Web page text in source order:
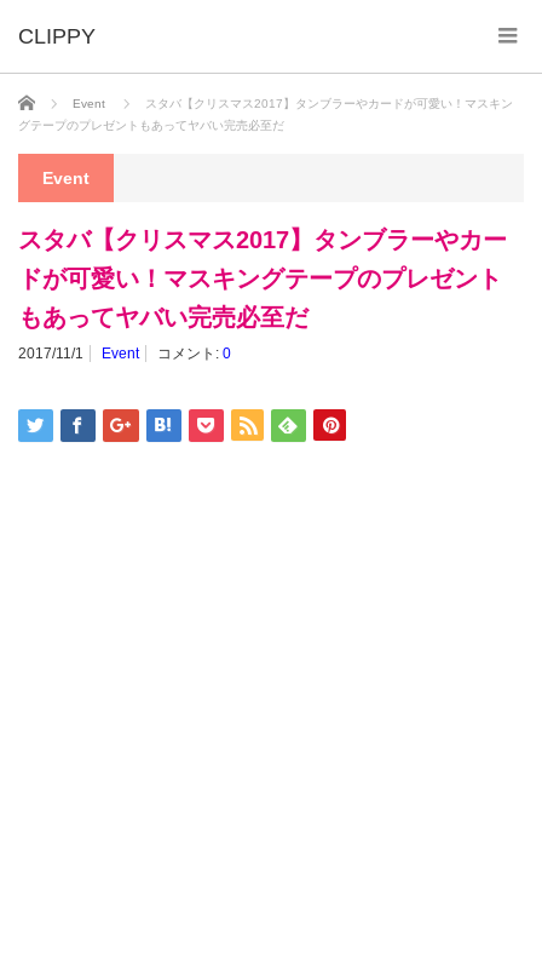
ホーム Event
スタバ【クリスマス2017】タンブラーやカードが可愛い！マスキン
グテープのプレゼントもあってヤバい完売必至だ
Event
スタバ【クリスマス2017】タンブラーやカー
ドが可愛い！マスキングテープのプレゼント
もあってヤバい完売必至だ
2017/11/1 Event コメント: 0